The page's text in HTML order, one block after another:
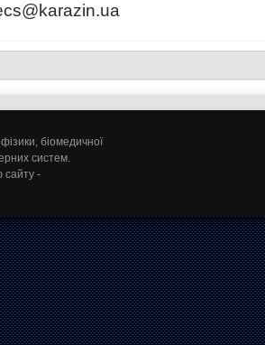
біомедичної
систем.
сайту -